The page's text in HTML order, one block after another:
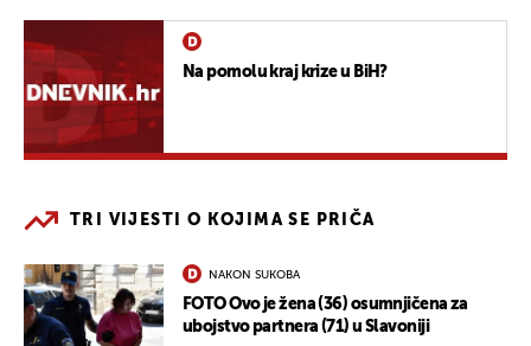
Na pomolu kraj krize u BiH?
TRI VIJESTI O KOJIMA SE PRIČA
NAKON SUKOBA
FOTO Ovo je žena (36) osumnjičena za
ubojstvo partnera (71) u Slavoniji